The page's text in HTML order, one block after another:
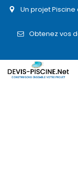
Un projet
Obtenez vos